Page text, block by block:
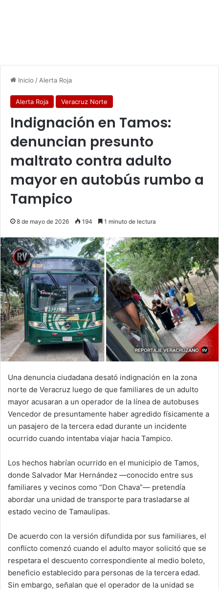
Inicio / Alerta Roja
Alerta Roja Veracruz Norte
Indignación en Tamos:
denuncian presunto
maltrato contra adulto
mayor en autobús rumbo a
Tampico
8 de mayo de 2026 194 1 minuto de lectura
Una denuncia ciudadana desató indignación en la zona
norte de Veracruz luego de que familiares de un adulto
mayor acusaran a un operador de la línea de autobuses
Vencedor de presuntamente haber agredido físicamente a
un pasajero de la tercera edad durante un incidente
ocurrido cuando intentaba viajar hacia Tampico.
Los hechos habrían ocurrido en el municipio de Tamos,
donde Salvador Mar Hernández —conocido entre sus
familiares y vecinos como “Don Chava”— pretendía
abordar una unidad de transporte para trasladarse al
estado vecino de Tamaulipas.
De acuerdo con la versión difundida por sus familiares, el
conflicto comenzó cuando el adulto mayor solicitó que se
respetara el descuento correspondiente al medio boleto,
beneficio establecido para personas de la tercera edad.
Sin embargo, señalan que el operador de la unidad se